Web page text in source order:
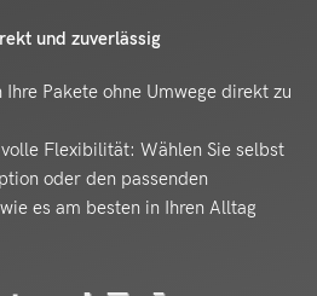
und zuverlässig
Ihre Pakete ohne Umwege direkt zu
Flexibilität: Wählen Sie selbst
oder den passenden
es am besten in Ihren Alltag